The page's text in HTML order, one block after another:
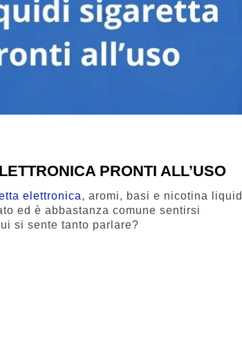
PRONTI ALL’USO
elettronica, aromi, basi e nicotina
ed è abbastanza comune sentirsi
si sente tanto parlare?